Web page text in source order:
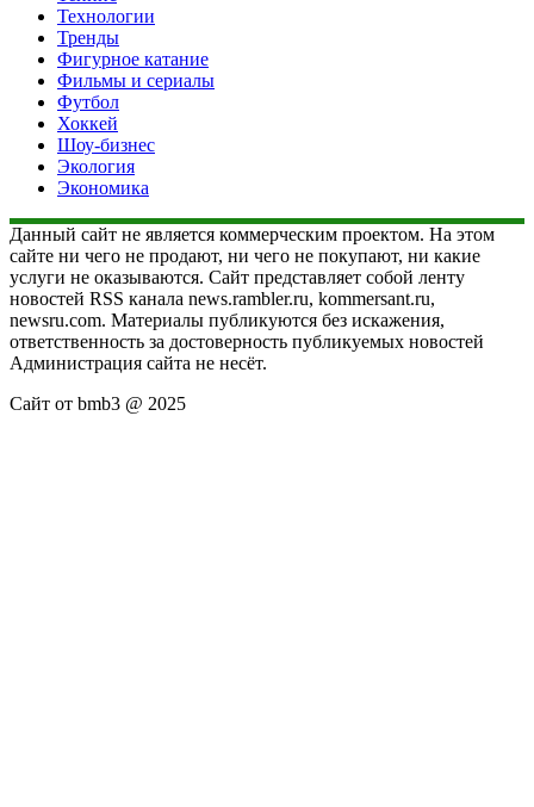
Технологии
Тренды
Фигурное катание
Фильмы и сериалы
Футбол
Хоккей
Шоу-бизнес
Экология
Экономика
Данный сайт не является коммерческим проектом. На этом
сайте ни чего не продают, ни чего не покупают, ни какие
услуги не оказываются. Сайт представляет собой ленту
новостей RSS канала news.rambler.ru, kommersant.ru,
newsru.com. Материалы публикуются без искажения,
ответственность за достоверность публикуемых новостей
Администрация сайта не несёт.
Сайт от bmb3 @ 2025